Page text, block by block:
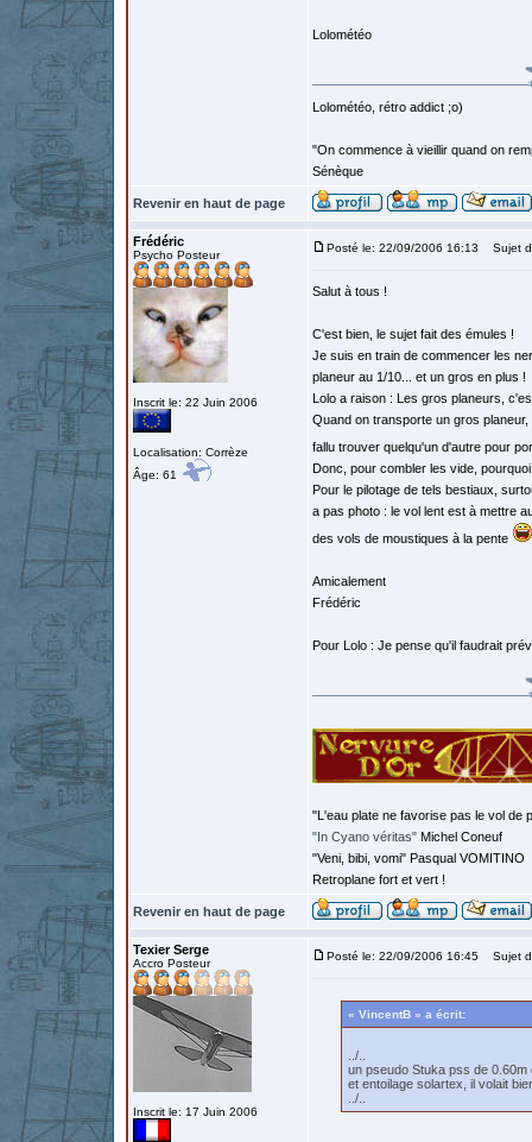
Lolométéo
Lolométéo, rétro addict ;o)
"On commence à vieillir quand on
Sénèque
Revenir en haut de page
Frédéric
Psycho Posteur
Inscrit le: 22 Juin 2006
Localisation: Corrèze
Âge: 61
Posté le: 22/09/2006 16:13 Sujet
Salut à tous !
C'est bien, le sujet fait des émules !
Je suis en train de commencer les
planeur au 1/10... et un gros en plus !
Lolo a raison : Les gros planeurs,
Quand on transporte un gros
fallu trouver quelqu'un d'autre pour
Donc, pour combler les vide,
Pour le pilotage de tels bestiaux,
a pas photo : le vol lent est à mettre
des vols de moustiques à la pente
Amicalement
Frédéric
Pour Lolo : Je pense qu'il faudrait
"L'eau plate ne favorise pas le vol de
"In Cyano véritas" Michel Coneuf
"Veni, bibi, vomi" Pasqual VOMITINO
Retroplane fort et vert !
Revenir en haut de page
Texier Serge
Accro Posteur
Inscrit le: 17 Juin 2006
Posté le: 22/09/2006 16:45 Sujet
« VincentB » a écrit:
../..
un pseudo Stuka pss de
et entoilage solartex, il volait
../..